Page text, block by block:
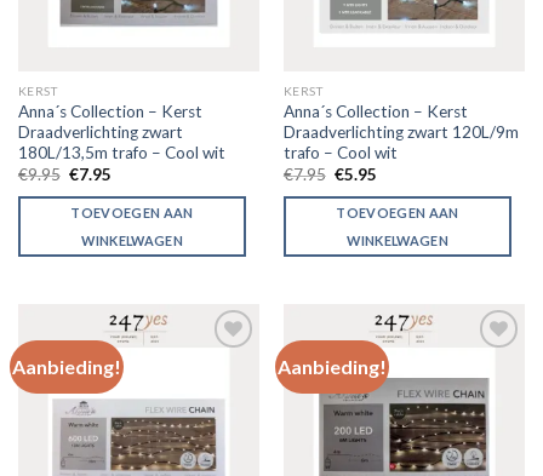
KERST
Anna´s Collection – Kerst
Draadverlichting zwart
180L/13,5m trafo – Cool wit
€9.95 €7.95
TOEVOEGEN AAN
WINKELWAGEN
KERST
Anna´s Collection – Kerst
Draadverlichting zwart 120L/9m
trafo – Cool wit
€7.95 €5.95
TOEVOEGEN AAN
WINKELWAGEN
Aanbieding!
verlanglijst
Aanbieding!
aan
verlanglijst